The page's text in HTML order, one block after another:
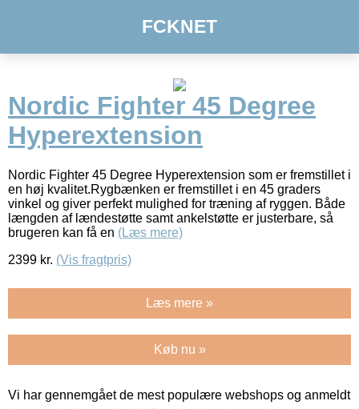
FCKNET
Nordic Fighter 45 Degree
Hyperextension
Nordic Fighter 45 Degree Hyperextension som er fremstillet i
en høj kvalitet.Rygbænken er fremstillet i en 45 graders
vinkel og giver perfekt mulighed for træning af ryggen. Både
længden af lændestøtte samt ankelstøtte er justerbare, så
brugeren kan få en (Læs mere)
2399 kr. (Vis fragtpris)
Læs mere »
Køb nu »
Vi har gennemgået de mest populære webshops og anmeldt